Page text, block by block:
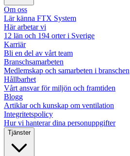
Om oss
Lär känna FTX System
Här arbetar vi
12 län och 194 orter i Sverige
Karriär
Bli en del av vårt team
Branschsamarbeten
Medlemskap och samarbeten i branschen
Hållbarhet
Vårt ansvar för miljön och framtiden
Blogg
Artiklar och kunskap om ventilation
Integritetspolicy
Hur vi hanterar dina personuppgifter
Tjänster